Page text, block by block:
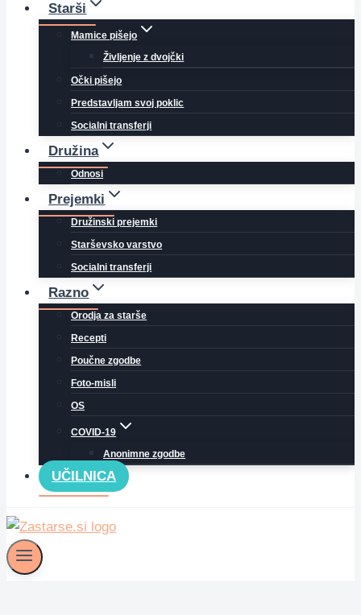
Starši
Mamice pišejo
Življenje z dvojčki
Očki pišejo
Predstavljam svoj poklic
Socialni transferji
Družina
Odnosi
Prejemki
Družinski prejemki
Starševsko varstvo
Socialni transferji
Razno
Orodja za starše
Recepti
Poučne zgodbe
Foto-misli
OS
COVID-19
Anonimne zgodbe
UČILNICA